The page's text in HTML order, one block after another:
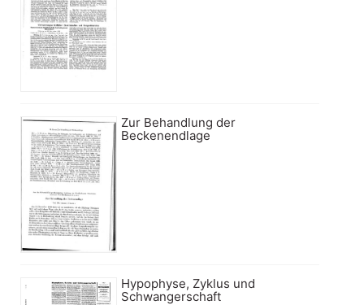
Zur Behandlung der
Beckenendlage
Hypophyse, Zyklus und
Schwangerschaft